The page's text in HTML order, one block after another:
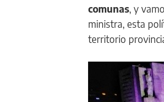
comunas, y
ministra, esta
territorio